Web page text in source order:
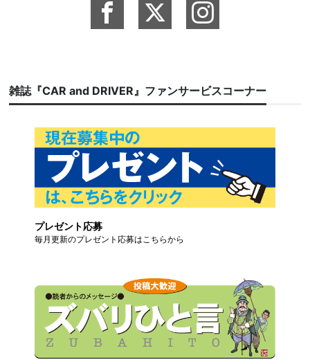
雑誌『CAR and DRIVER』ファンサービスコーナー
プレゼント応募
毎月更新のプレゼント応募はこちらから